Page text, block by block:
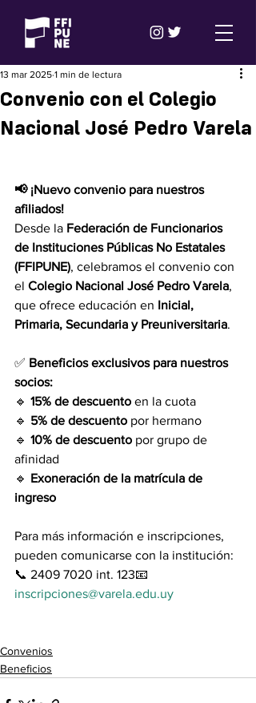
Convenio con el Colegio
Nacional José Pedro Varela
13 mar 2025 1 min de lectura
📢 ¡Nuevo convenio para nuestros
afiliados!
Desde la Federación de Funcionarios
de Instituciones Públicas No Estatales
(FFIPUNE), celebramos el convenio con
el Colegio Nacional José Pedro Varela,
que ofrece educación en Inicial,
Primaria, Secundaria y Preuniversitaria.
✅ Beneficios exclusivos para nuestros
socios:
🔹 15% de descuento en la cuota
🔹 5% de descuento por hermano
🔹 10% de descuento por grupo de
afinidad
🔹 Exoneración de la matrícula de
ingreso
Para más información e inscripciones,
pueden comunicarse con la institución:
📞 2409 7020 int. 123📧
inscripciones@varela.edu.uy
Convenios
Beneficios